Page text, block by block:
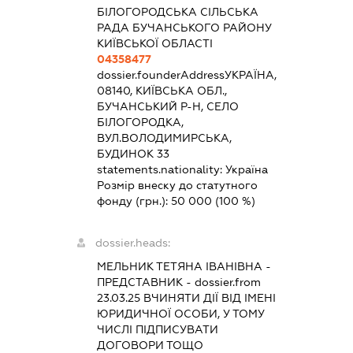
БІЛОГОРОДСЬКА СІЛЬСЬКА
РАДА БУЧАНСЬКОГО РАЙОНУ
КИЇВСЬКОЇ ОБЛАСТІ
04358477
dossier.founderAddressУКРАЇНА,
08140, КИЇВСЬКА ОБЛ.,
БУЧАНСЬКИЙ Р-Н, СЕЛО
БІЛОГОРОДКА,
ВУЛ.ВОЛОДИМИРСЬКА,
БУДИНОК 33
statements.nationality:Україна
Розмір внеску до статутного
фонду (грн.):50 000 (100 %)
dossier.heads:
МЕЛЬНИК ТЕТЯНА ІВАНІВНА -
ПРЕДСТАВНИК - dossier.from
23.03.25 ВЧИНЯТИ ДІЇ ВІД ІМЕНІ
ЮРИДИЧНОЇ ОСОБИ, У ТОМУ
ЧИСЛІ ПІДПИСУВАТИ
ДОГОВОРИ ТОЩО